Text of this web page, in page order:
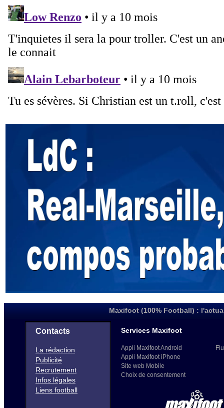
Maxifoot (100% Football) :
Contacts
La rédaction
Publicité
Recrutement
Infos légales
Liens football
Services Maxifoot
Appli Maxifoot Android
Appli Maxifoot iPhone
Site web Mobile
Choix de consentement